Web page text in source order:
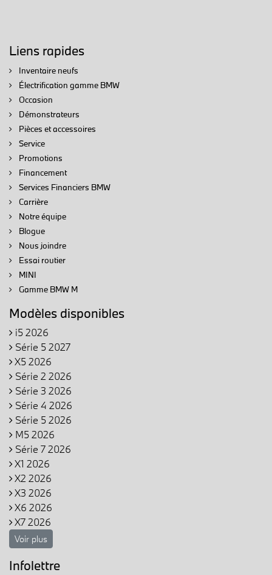
Liens rapides
Inventaire neufs
Électrification gamme BMW
Occasion
Démonstrateurs
Pièces et accessoires
Service
Promotions
Financement
Services Financiers BMW
Carrière
Notre équipe
Blogue
Nous joindre
Essai routier
MINI
Gamme BMW M
Modèles disponibles
i5 2026
Série 5 2027
X5 2026
Série 2 2026
Série 3 2026
Série 4 2026
Série 5 2026
M5 2026
Série 7 2026
X1 2026
X2 2026
X3 2026
X6 2026
X7 2026
Voir plus
Infolettre